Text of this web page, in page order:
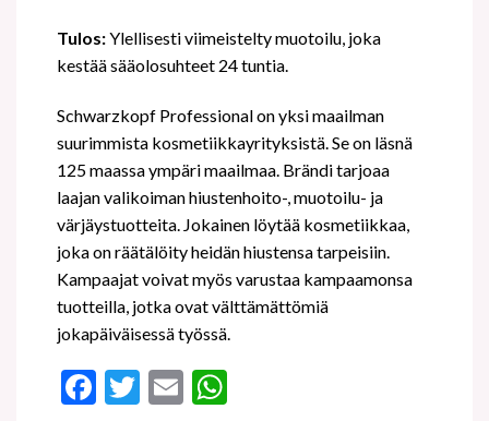
Tulos:Ylellisesti viimeistelty muotoilu, joka
kestää sääolosuhteet 24 tuntia.
Schwarzkopf Professional on yksi maailman
suurimmista kosmetiikkayrityksistä. Se on läsnä
125 maassa ympäri maailmaa. Brändi tarjoaa
laajan valikoiman hiustenhoito-, muotoilu- ja
värjäystuotteita. Jokainen löytää kosmetiikkaa,
joka on räätälöity heidän hiustensa tarpeisiin.
Kampaajat voivat myös varustaa kampaamonsa
tuotteilla, jotka ovat välttämättömiä
jokapäiväisessä työssä.
Facebook
Twitter
EmailWhatsApp